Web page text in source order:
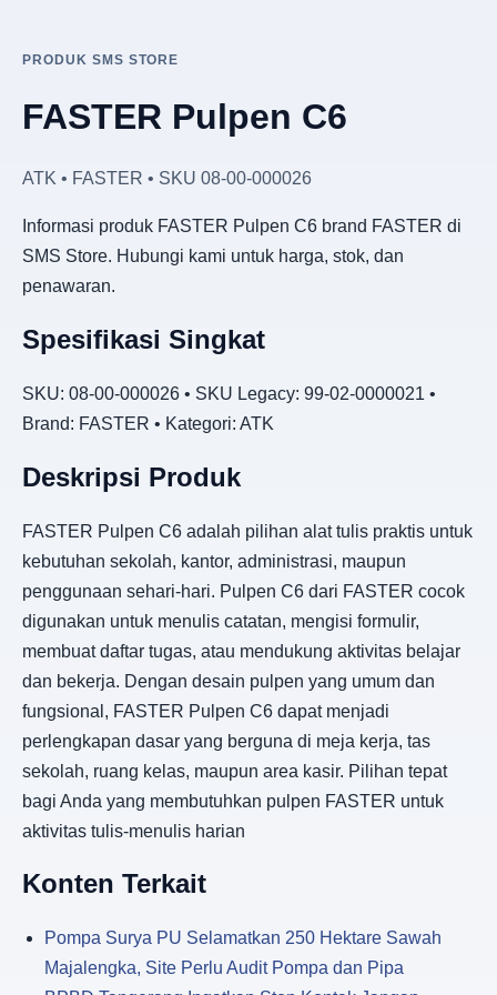
PRODUK SMS STORE
FASTER Pulpen C6
ATK • FASTER • SKU 08-00-000026
Informasi produk FASTER Pulpen C6 brand FASTER di
SMS Store. Hubungi kami untuk harga, stok, dan
penawaran.
Spesifikasi Singkat
SKU: 08-00-000026 • SKU Legacy: 99-02-0000021 •
Brand: FASTER • Kategori: ATK
Deskripsi Produk
FASTER Pulpen C6 adalah pilihan alat tulis praktis untuk
kebutuhan sekolah, kantor, administrasi, maupun
penggunaan sehari-hari. Pulpen C6 dari FASTER cocok
digunakan untuk menulis catatan, mengisi formulir,
membuat daftar tugas, atau mendukung aktivitas belajar
dan bekerja. Dengan desain pulpen yang umum dan
fungsional, FASTER Pulpen C6 dapat menjadi
perlengkapan dasar yang berguna di meja kerja, tas
sekolah, ruang kelas, maupun area kasir. Pilihan tepat
bagi Anda yang membutuhkan pulpen FASTER untuk
aktivitas tulis-menulis harian
Konten Terkait
Pompa Surya PU Selamatkan 250 Hektare Sawah
Majalengka, Site Perlu Audit Pompa dan Pipa